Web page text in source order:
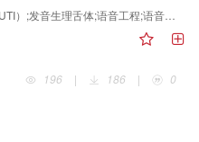
清晰等噪声特性，其处理分析面临
困难等挑战。深度学习技术借助其
中的舌体轮廓线的提取、舌体运动
面取得了较大成果。概述了超声成
到的挑战，简述了深度学习的技术
识别、多模态学习、无声语音接
生理舌体;语音工程;语音识别;语音合成
196
| 186 | 0